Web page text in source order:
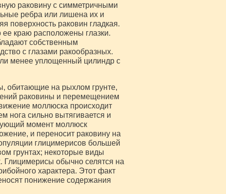
раковину c симметричными
ребра или лишена их и
поверхность раковин гладкая.
краю расположены глазки.
собственным
с глазами ракообразных.
менее уплощенный цилиндр с
обитающие на рыхлом грунте,
раковины и перемещением
моллюска происходит
нога сильно вытягивается и
момент моллюск
и переносит раковину на
глицимерисов большей
грунтах; некоторые виды
Глицимерисы обычно селятся на
характера. Этот факт
понижение содержания